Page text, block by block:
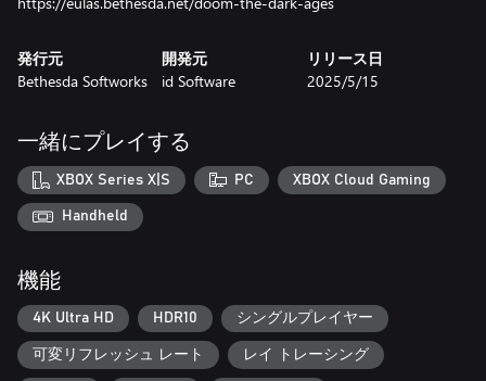
発行元
Bethesda Softworks
開発元
id Software
リリース日
2025/5/15
一緒にプレイする
XBOX Series X|S PC XBOX Cloud Gaming
Handheld
機能
4K Ultra HD HDR10 シングルプレイヤー
可変リフレッシュ レート レイ トレーシング